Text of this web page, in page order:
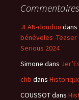
JEAN-doudou dans
bénévoles -Teaser
Serious 2024
Simone dans
chb dans
COUSSOTdans